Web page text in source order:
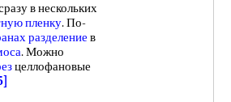
в нескольких
пленку. По-
разделение в
. Можно
целлофановые